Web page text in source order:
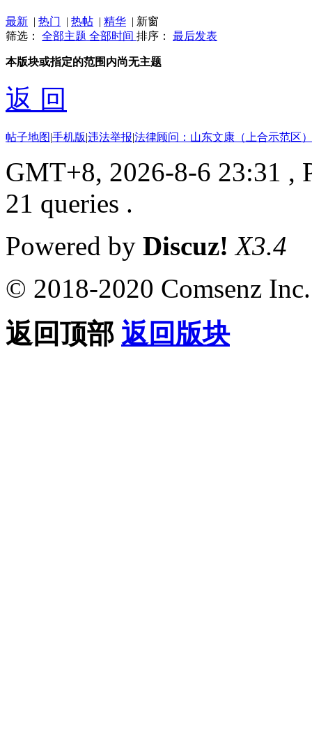
最新 | 热门 | 热帖 | 精华 | 新窗
筛选： 全部主题 全部时间 排序： 最后发表
本版块或指定的范围内尚无主题
返 回
帖子地图|手机版|违法举报|法律顾问：山东文康（上合示范区
GMT+8, 2026-8-6 23:31 ,
21 queries .
Powered by Discuz! X3.4
© 2018-2020 Comsenz Inc.
返回顶部 返回版块